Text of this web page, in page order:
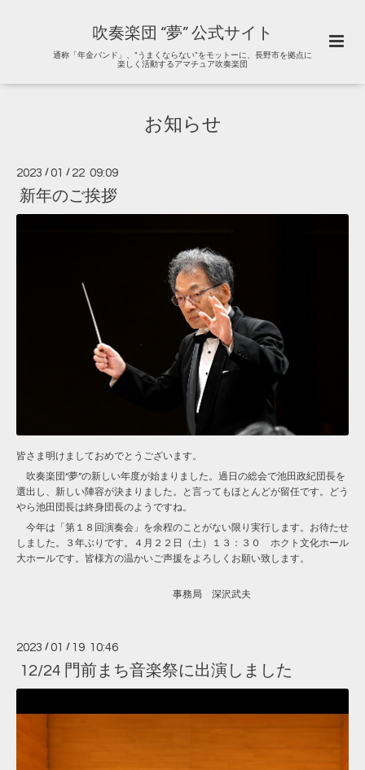
吹奏楽団 “夢” 公式サイト
通称「年金バンド」、“うまくならない”をモットーに、長野市を拠点に
楽しく活動するアマチュア吹奏楽団
お知らせ
2023 /01 / 22 09:09
新年のご挨拶
皆さま明けましておめでとうございます。
吹奏楽団“夢”の新しい年度が始まりました。過日の総会で池田政紀団長を
選出し、新しい陣容が決まりました。と言ってもほとんどが留任です。どう
やら池田団長は終身団長のようですね。
今年は「第１８回演奏会」を余程のことがない限り実行します。お待たせ
しました。３年ぶりです。４月２２日（土）１３：３０ ホクト文化ホール
大ホールです。皆様方の温かいご声援をよろしくお願い致します。
事務局 深沢武夫
2023 /01 / 19 10:46
12/24 門前まち音楽祭に出演しました